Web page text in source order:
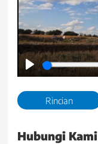
Play
Rincian
Hubungi Kami